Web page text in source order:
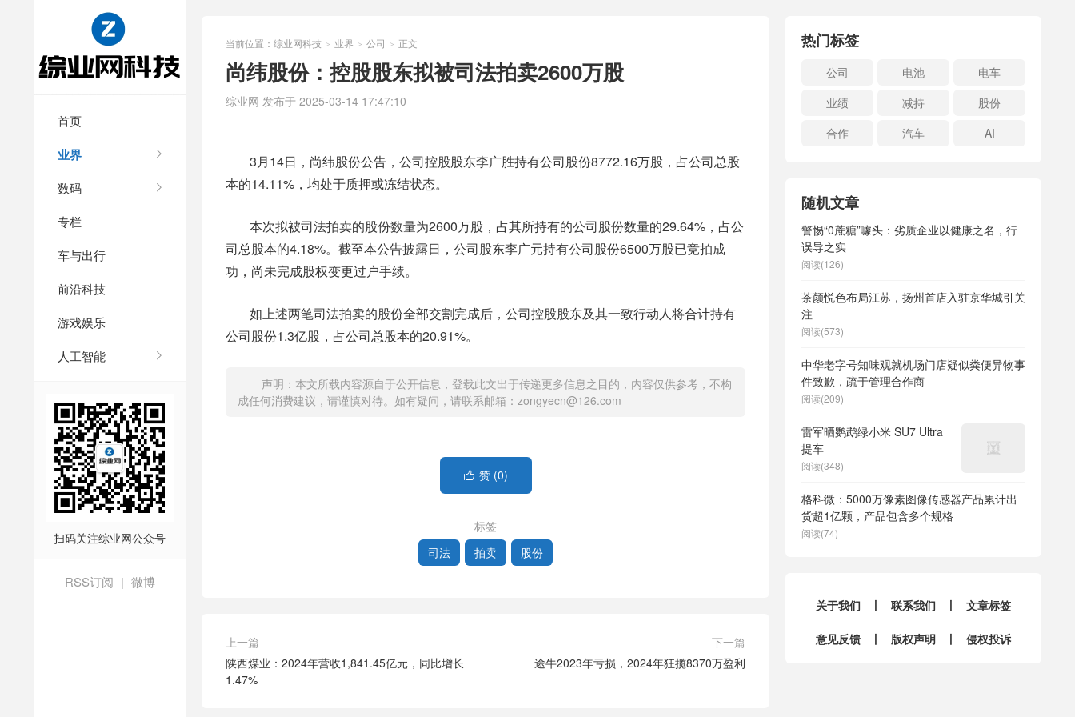
首页
业界
数码
专栏
车与出行
前沿科技
游戏娱乐
人工智能
扫码关注综业网公众号
RSS订阅 | 微博
当前位置： 综业网科技 > 业界 > 公司 > 正文
尚纬股份：控股股东拟被司法拍卖2600万股
综业网 发布于 2025-03-14 17:47:10
3月14日，尚纬股份公告，公司控股股东李广胜持有公司股份8772.16万股，占公司总股
本的14.11%，均处于质押或冻结状态。
本次拟被司法拍卖的股份数量为2600万股，占其所持有的公司股份数量的29.64%，占公
司总股本的4.18%。截至本公告披露日，公司股东李广元持有公司股份6500万股已竞拍成
功，尚未完成股权变更过户手续。
如上述两笔司法拍卖的股份全部交割完成后，公司控股股东及其一致行动人将合计持有
公司股份1.3亿股，占公司总股本的20.91%。
声明：本文所载内容源自于公开信息，登载此文出于传递更多信息之目的，内容仅供参考，不构
成任何消费建议，请谨慎对待。如有疑问，请联系邮箱：zongyecn@126.com
 赞 (0)
标签
司法
拍卖 股份
上一篇
陕西煤业：2024年营收1,841.45亿元，同比增长
1.47%
下一篇
途牛2023年亏损，2024年狂揽8370万盈利
热门标签
公司 电池
电车
业绩
减持
股份
合作
汽车 AI
随机文章
警惕“0蔗糖”噱头：劣质企业以健康之名，行
误导之实
阅读(126)
茶颜悦色布局江苏，扬州首店入驻京华城引关
注
阅读(573)
中华老字号知味观就机场门店疑似粪便异物事
件致歉，疏于管理合作商
阅读(209)
雷军晒鹦鹉绿小米 SU7 Ultra
提车
阅读(348)
格科微：5000万像素图像传感器产品累计出
货超1亿颗，产品包含多个规格
阅读(74)
关于我们 丨 联系我们 丨 文章标签
意见反馈 丨 版权声明 丨 侵权投诉